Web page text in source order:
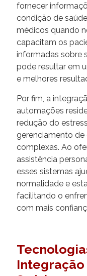
fornecer
condição de
médicos quando
capacitam os
informadas sobre
pode resultar em
e melhores
Por fim, a
automações
redução do
gerenciamento de
complexas. Ao
assistência
esses sistemas
normalidade e
facilitando o
com mais
Integração